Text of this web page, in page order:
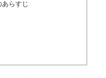
あらすじ